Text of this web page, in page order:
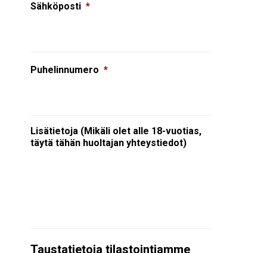
Sähköposti *
Puhelinnumero *
Lisätietoja (Mikäli olet alle 18-vuotias,
täytä tähän huoltajan yhteystiedot)